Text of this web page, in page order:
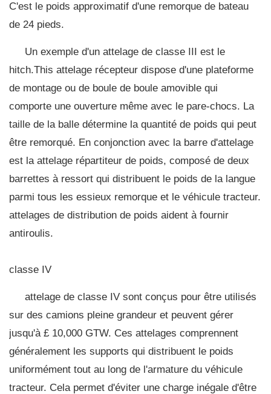
C'est le poids approximatif d'une remorque de bateau
de 24 pieds.
Un exemple d'un attelage de classe III est le
hitch.This attelage récepteur dispose d'une plateforme
de montage ou de boule de boule amovible qui
comporte une ouverture même avec le pare-chocs. La
taille de la balle détermine la quantité de poids qui peut
être remorqué. En conjonction avec la barre d'attelage
est la attelage répartiteur de poids, composé de deux
barrettes à ressort qui distribuent le poids de la langue
parmi tous les essieux remorque et le véhicule tracteur.
attelages de distribution de poids aident à fournir
antiroulis.
classe IV
attelage de classe IV sont conçus pour être utilisés
sur des camions pleine grandeur et peuvent gérer
jusqu'à £ 10,000 GTW. Ces attelages comprennent
généralement les supports qui distribuent le poids
uniformément tout au long de l'armature du véhicule
tracteur. Cela permet d'éviter une charge inégale d'être